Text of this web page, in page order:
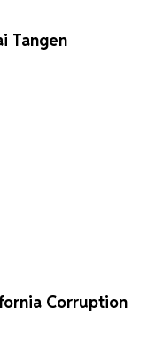
Tangen
Corruption